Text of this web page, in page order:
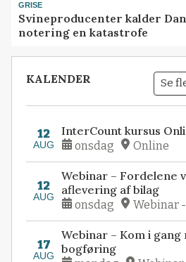
GRISE
Svineproducenter kalder
notering en katastrofe
KALENDER Se
12
AUG
InterCount kursus
onsdag Online
12
AUG
Webinar – Fordelene
aflevering af bilag
onsdag Webinar
17
AUG
Webinar – Kom i gang
bogføring